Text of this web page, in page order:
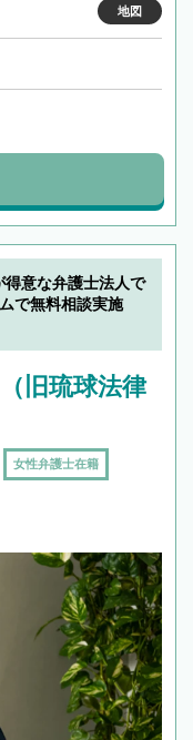
地図
意な弁護士法人で
で無料相談実施
旧琉球法律
女性弁護士在籍